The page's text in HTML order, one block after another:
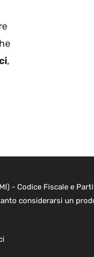
,
- Codice Fiscale e
considerarsi un